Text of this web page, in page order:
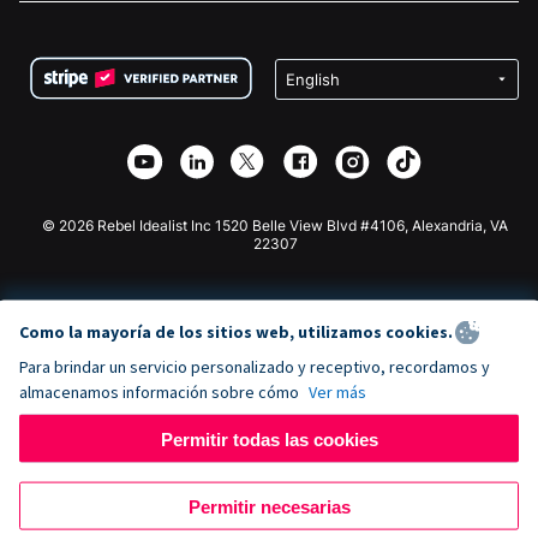
Privacidad
Asociación de afiliados
Recaudación de fondos para escuelas
Plugin de donaciones de Wix
Aplicación de donaciones de Webflow
Donaciones de Joomla
© 2026 Rebel Idealist Inc 1520 Belle View Blvd #4106, Alexandria, VA
22307
Como la mayoría de los sitios web, utilizamos cookies.
Para brindar un servicio personalizado y receptivo, recordamos y
almacenamos información sobre cómo Ver más
Permitir todas las cookies
Permitir necesarias